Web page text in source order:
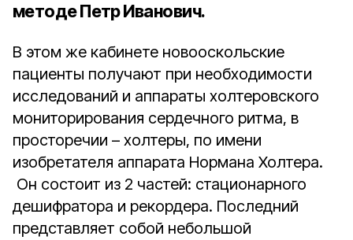
методе Петр Иванович.
В этом же кабинете новооскольские
пациенты получают при необходимости
исследований и аппараты холтеровского
мониторирования сердечного ритма, в
просторечии – холтеры, по имени
изобретателя аппарата Нормана Холтера.
Он состоит из 2 частей: стационарного
дешифратора и рекордера. Последний
представляет собой небольшой